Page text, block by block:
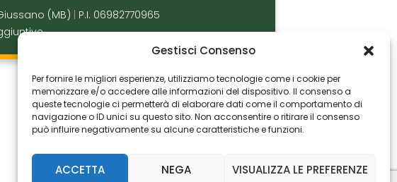
Gestisci Consenso
Per fornire le migliori esperienze, utilizziamo tecnologie come i cookie per
memorizzare e/o accedere alle informazioni del dispositivo. Il consenso a
queste tecnologie ci permetterà di elaborare dati come il comportamento di
navigazione o ID unici su questo sito. Non acconsentire o ritirare il consenso
può influire negativamente su alcune caratteristiche e funzioni.
ACCETTA NEGA VISUALIZZA LE PREFERENZE
(MB)
P.I. 06982770965